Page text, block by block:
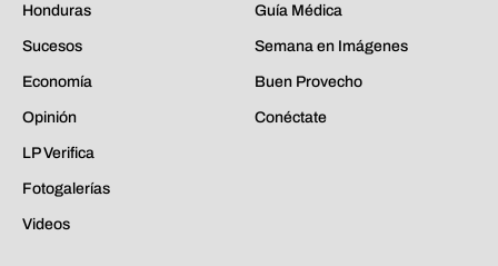
Honduras
Sucesos
Economía
Opinión
LP Verifica
Fotogalerías
Videos
Guía Médica
Semana en Imágenes
Buen Provecho
Conéctate